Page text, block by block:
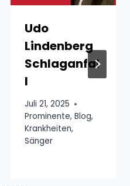
Udo
Lindenberg
Schlaganfal
l
Juli 21, 2025
Prominente, Blog,
Krankheiten,
Sänger